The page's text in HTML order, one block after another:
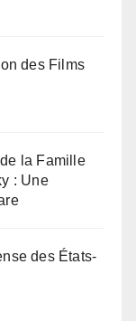
des Films
la Famille
: Une
des États-